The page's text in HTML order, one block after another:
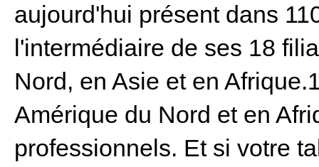
aujourd'hui présent dans
l'intermédiaire de ses 18
Nord, en Asie et en
Amérique du Nord et en
professionnels. Et si votre